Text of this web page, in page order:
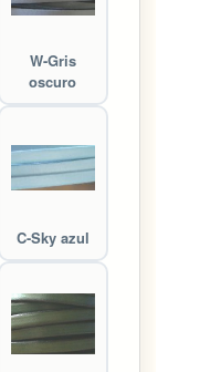
W-Gris
oscuro
C-Sky azul